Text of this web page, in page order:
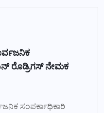
ರೊಡ್ರಿಗಸ್ ನೇಮಕ
ಸಂಪರ್ಕಾಧಿಕಾರಿ